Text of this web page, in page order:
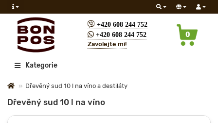
+420 608 244 752
+420 608 244 752
Zavolejte mi!
0
VšechnyKategorie
Dřevěný sud 10 l na víno a destiláty
Dřevěný sud 10 l na víno